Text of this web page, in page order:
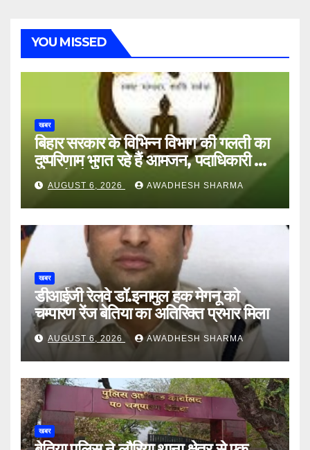
YOU MISSED
खबर
बिहार सरकार के विभिन्न विभाग की गलती का
दुष्परिणाम भुगत रहे हैं आमजन, पदाधिकारी और
अन्य हैं मौन
AUGUST 6, 2026 AWADHESH SHARMA
खबर
डीआईजी रेलवे डॉ.इनामुल हक मेगनू को
चम्पारण रेंज बेतिया का अतिरिक्त प्रभार मिला
AUGUST 6, 2026 AWADHESH SHARMA
खबर